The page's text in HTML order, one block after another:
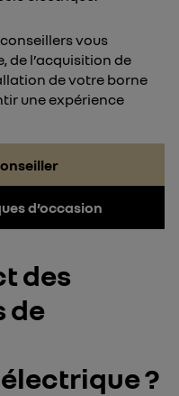
vous
de l’acquisition de
de votre borne
une expérience
d’occasion
des
de
?